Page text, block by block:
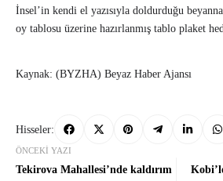
İnsel’in kendi el yazısıyla doldurduğu
oy tablosu üzerine hazırlanmış tablo plaket
Kaynak: (BYZHA) Beyaz Haber Ajansı
Hisseler:
ÖNCEKI YAZI
Tekirova Mahallesi’nde kaldırım